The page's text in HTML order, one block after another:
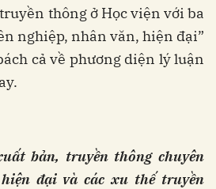
thông ở Học viện với ba
nghiệp, nhân văn, hiện đại”
cả về phương diện lý luận
bản, truyền thông chuyên
đạivà các xu thế truyền